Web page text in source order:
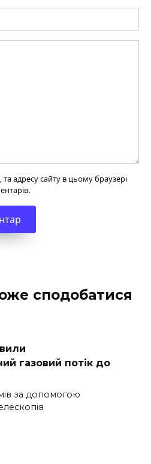
адресу сайту в цьому браузері
сподобатися
газовий потік до
за допомогою